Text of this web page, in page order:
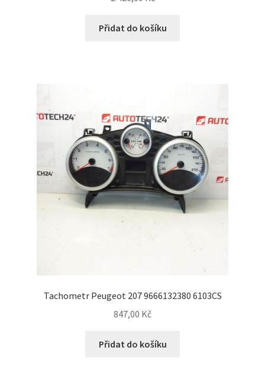
Přidat do košíku
Tachometr Peugeot 207 9666132380 6103CS
847,00 Kč
Přidat do košíku